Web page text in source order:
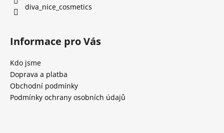
diva_nice_cosmetics
Informace pro Vás
Kdo jsme
Doprava a platba
Obchodní podmínky
Podmínky ochrany osobních údajů